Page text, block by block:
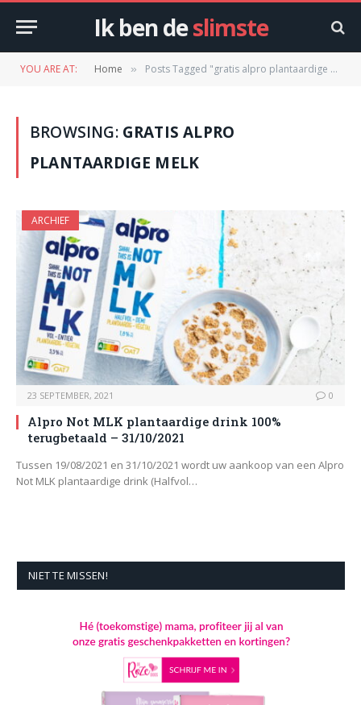
Ik ben deslimste
YOU ARE AT: Home » Posts Tagged "gratis alpro plantaardige melk"
BROWSING: GRATIS ALPRO
PLANTAARDIGE MELK
ARCHIEF
23 SEPTEMBER, 2021 0
Alpro Not MLK plantaardige drink 100%
terugbetaald – 31/10/2021
Tussen 19/08/2021 en 31/10/2021 wordt uw aankoop van een Alpro
Not MLK plantaardige drink (Halfvol…
NIET TE MISSEN!